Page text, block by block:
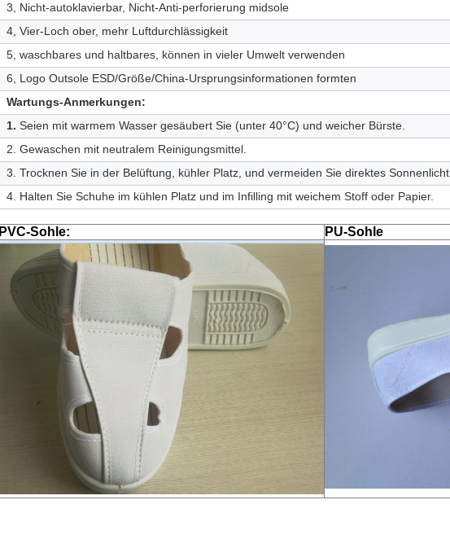
3, Nicht-autoklavierbar, Nicht-Anti-perforierung midsole
4, Vier-Loch ober, mehr Luftdurchlässigkeit
5, waschbares und haltbares, können in vieler Umwelt verwenden
6, Logo Outsole ESD/Größe/China-Ursprungsinformationen formten
Wartungs-Anmerkungen:
1. Seien mit warmem Wasser gesäubert Sie (unter 40°C) und weicher Bürste.
2. Gewaschen mit neutralem Reinigungsmittel.
3. Trocknen Sie in der Belüftung, kühler Platz, und vermeiden Sie direktes Sonnenlicht.
4. Halten Sie Schuhe im kühlen Platz und im Infilling mit weichem Stoff oder Papier.
PVC-Sohle: PU-Sohle